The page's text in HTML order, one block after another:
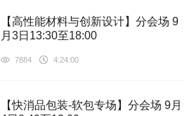
【高性能材料与创新设计】分会场 9
月3日13:30至18:00
7884 4:24:00
【快消品包装-软包专场】分会场 9月